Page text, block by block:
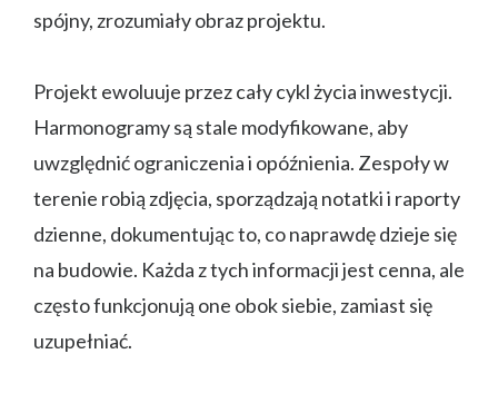
spójny, zrozumiały obraz projektu.
Projekt ewoluuje przez cały cykl życia inwestycji.
Harmonogramy są stale modyfikowane, aby
uwzględnić ograniczenia i opóźnienia. Zespoły w
terenie robią zdjęcia, sporządzają notatki i raporty
dzienne, dokumentując to, co naprawdę dzieje się
na budowie. Każda z tych informacji jest cenna, ale
często funkcjonują one obok siebie, zamiast się
uzupełniać.